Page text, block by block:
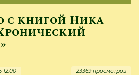
с книгой Ника
12:00 23369 просмотров